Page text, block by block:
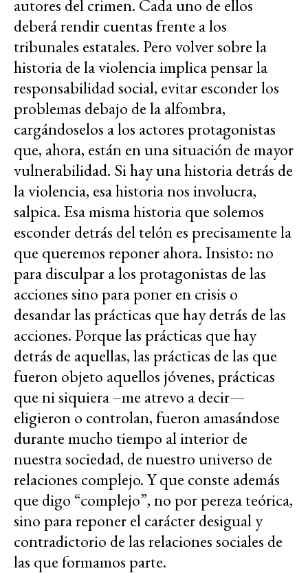
autores del crimen. Cada uno de ellos
deberá rendir cuentas frente a los
tribunales estatales. Pero volver sobre la
historia de la violencia implica pensar la
responsabilidad social, evitar esconder los
problemas debajo de la alfombra,
cargándoselos a los actores protagonistas
que, ahora, están en una situación de mayor
vulnerabilidad. Si hay una historia detrás de
la violencia, esa historia nos involucra,
salpica. Esa misma historia que solemos
esconder detrás del telón es precisamente la
que queremos reponer ahora. Insisto: no
para disculpar a los protagonistas de las
acciones sino para poner en crisis o
desandar las prácticas que hay detrás de las
acciones. Porque las prácticas que hay
detrás de aquellas, las prácticas de las que
fueron objeto aquellos jóvenes, prácticas
que ni siquiera –me atrevo a decir—
eligieron o controlan, fueron amasándose
durante mucho tiempo al interior de
nuestra sociedad, de nuestro universo de
relaciones complejo. Y que conste además
que digo “complejo”, no por pereza teórica,
sino para reponer el carácter desigual y
contradictorio de las relaciones sociales de
las que formamos parte.